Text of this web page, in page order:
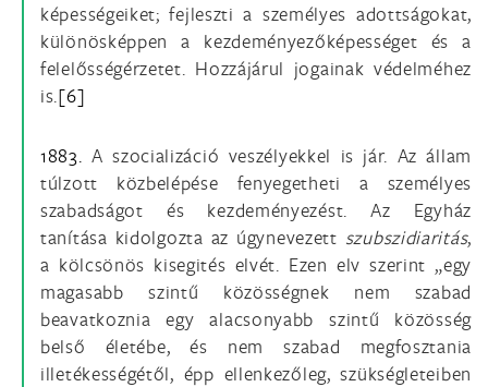
képességeiket; fejleszti a személyes adottságokat,
különösképpen a kezdeményezőképességet és a
felelősségérzetet. Hozzájárul jogainak védelméhez
is.[6]
1883. A szocializáció veszélyekkel is jár. Az állam
túlzott közbelépése fenyegetheti a személyes
szabadságot és kezdeményezést. Az Egyház
tanítása kidolgozta az úgynevezett szubszidiaritás,
a kölcsönös kisegités elvét. Ezen elv szerint „egy
magasabb szintű közösségnek nem szabad
beavatkoznia egy alacsonyabb szintű közösség
belső életébe, és nem szabad megfosztania
illetékességétől, épp ellenkezőleg, szükségleteiben